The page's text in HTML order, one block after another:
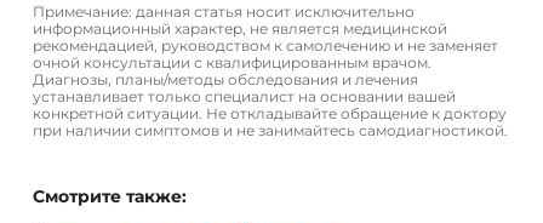
Примечание: данная статья носит исключительно
информационный характер, не является медицинской
рекомендацией, руководством к самолечению и не заменяет
очной консультации с квалифицированным врачом.
Диагнозы, планы/методы обследования и лечения
устанавливает только специалист на основании вашей
конкретной ситуации. Не откладывайте обращение к доктору
при наличии симптомов и не занимайтесь самодиагностикой.